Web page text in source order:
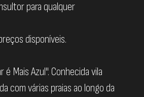
para qualquer
disponíveis.
é Mais Azul". Conhecida vila
com várias praias ao longo da